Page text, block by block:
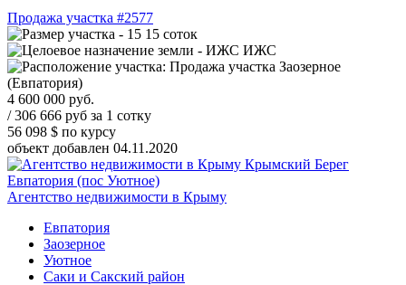
Продажа участка #2577
15 соток
ИЖС
Заозерное
(Евпатория)
4 600 000 руб.
/ 306 666 руб за 1 сотку
56 098 $ по курсу
объект добавлен 04.11.2020
Агентство недвижимости в Крыму
Евпатория
Заозерное
Уютное
Саки и Сакский район